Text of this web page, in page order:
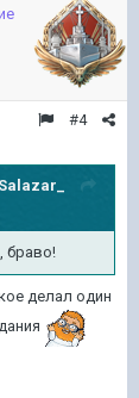
#4
браво!
делал один